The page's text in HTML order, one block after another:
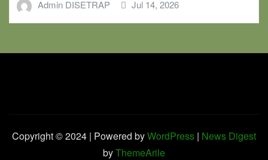
Admin DISETRAP Jul 14, 2026
Copyright © 2024 | Powered byWordPress | News Digest
byThemeArile